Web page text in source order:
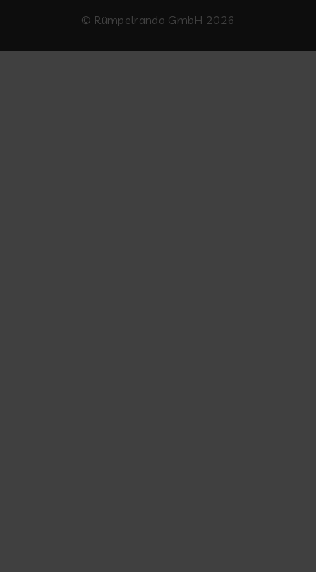
© Rümpelrando GmbH 2026